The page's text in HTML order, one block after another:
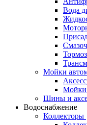
Вода
Мойки
Мойки
Шины и
Водоснабжение
Коллекторы